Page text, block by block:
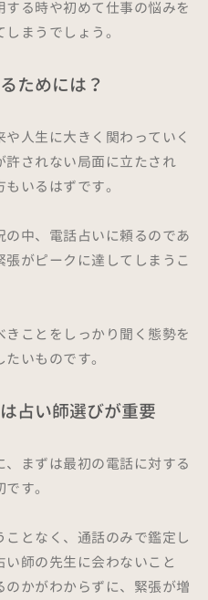
る時や初めて仕事の悩みを
まうでしょう。
ためには？
人生に大きく関わっていく
許されない局面に立たされ
いるはずです。
中、電話占いに頼るのであ
がピークに達してしまうこ
きことをしっかり聞く態勢を
いものです。
占い師選びが重要
まずは最初の電話に対する
す。
となく、通話のみで鑑定し
師の先生に会わないこと
かがわからずに、緊張が増